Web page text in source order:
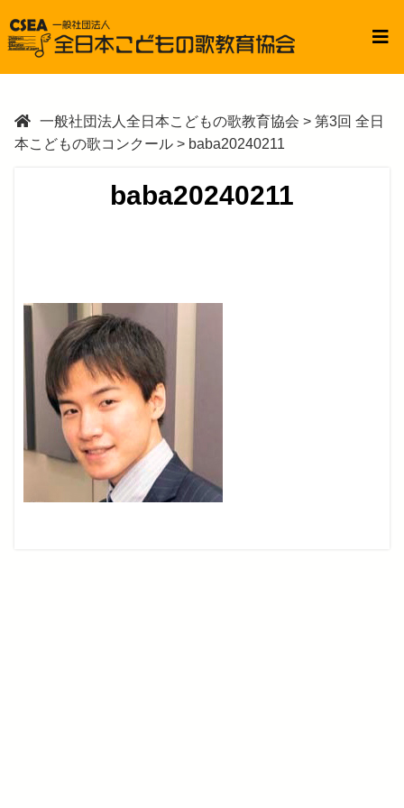
一般社団法人全日本こどもの歌教育協会 > 第3回 全日
本こどもの歌コンクール > baba20240211
baba20240211